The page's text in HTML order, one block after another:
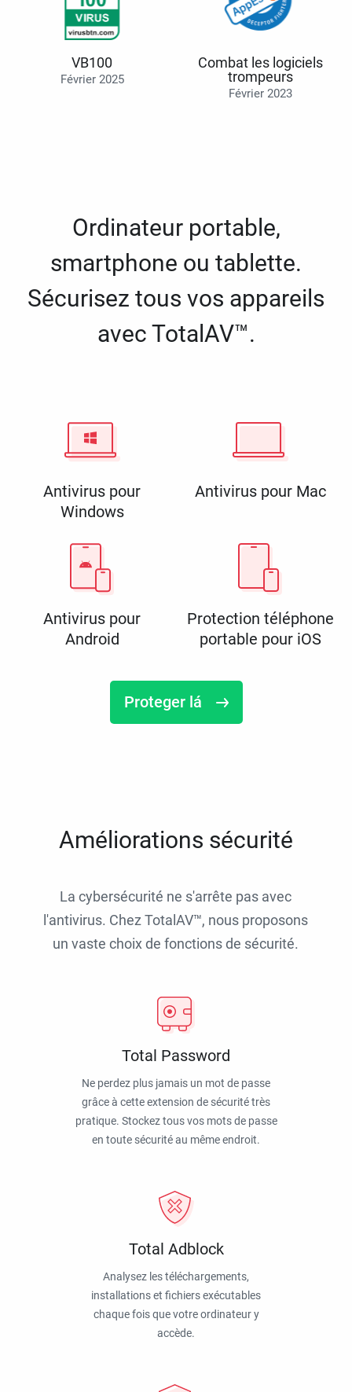
VB100
Février 2025
Combat les logiciels
trompeurs
Février 2023
Ordinateur portable,
smartphone ou tablette.
Sécurisez tous vos appareils
avec TotalAV™.
Antivirus pour
Windows
Antivirus pour Mac
Antivirus pour
Android
Protection téléphone
portable pour iOS
Proteger lá
Améliorations sécurité
La cybersécurité ne s'arrête pas avec
l'antivirus. Chez TotalAV™, nous proposons
un vaste choix de fonctions de sécurité.
Total Password
Ne perdez plus jamais un mot de passe
grâce à cette extension de sécurité très
pratique. Stockez tous vos mots de passe
en toute sécurité au même endroit.
Total Adblock
Analysez les téléchargements,
installations et fichiers exécutables
chaque fois que votre ordinateur y
accède.